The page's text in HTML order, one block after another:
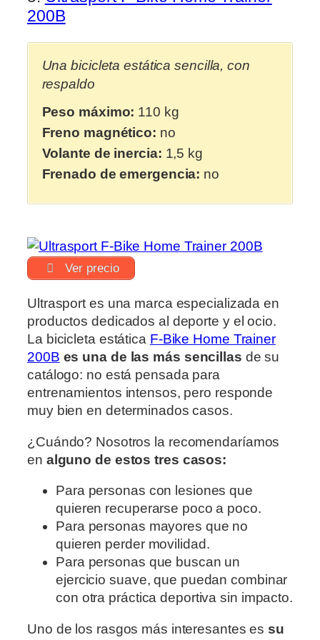
200B
Una bicicleta estática sencilla, con
respaldo
Peso máximo: 110 kg
Freno magnético: no
Volante de inercia: 1,5 kg
Frenado de emergencia: no
Ver precio
Ultrasport es una marca especializada en
productos dedicados al deporte y el ocio.
La bicicleta estática F-Bike Home Trainer
200B es una de las más sencillas de su
catálogo: no está pensada para
entrenamientos intensos, pero responde
muy bien en determinados casos.
¿Cuándo? Nosotros la recomendaríamos
en alguno de estos tres casos:
Para personas con lesiones que
quieren recuperarse poco a poco.
Para personas mayores que no
quieren perder movilidad.
Para personas que buscan un
ejercicio suave, que puedan combinar
con otra práctica deportiva sin impacto.
Uno de los rasgos más interesantes es su